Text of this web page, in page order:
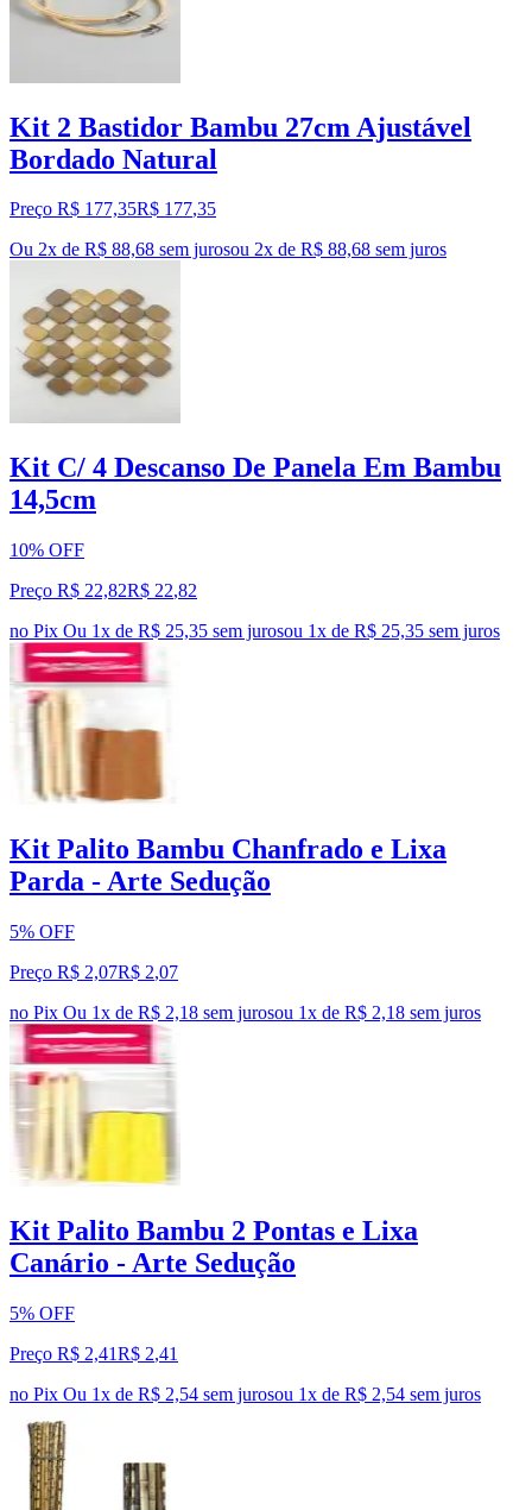
Kit 2 Bastidor Bambu 27cm Ajustável
Bordado Natural
Preço R$ 177,35R$ 177,35
Ou 2x de R$ 88,68 sem jurosou 2x de R$ 88,68 sem juros
Kit C/ 4 Descanso De Panela Em Bambu
14,5cm
10% OFF
Preço R$ 22,82R$ 22,82
no Pix Ou 1x de R$ 25,35 sem jurosou 1x de R$ 25,35 sem juros
Kit Palito Bambu Chanfrado e Lixa
Parda - Arte Sedução
5% OFF
Preço R$ 2,07R$ 2,07
no Pix Ou 1x de R$ 2,18 sem jurosou 1x de R$ 2,18 sem juros
Kit Palito Bambu 2 Pontas e Lixa
Canário - Arte Sedução
5% OFF
Preço R$ 2,41R$ 2,41
no Pix Ou 1x de R$ 2,54 sem jurosou 1x de R$ 2,54 sem juros